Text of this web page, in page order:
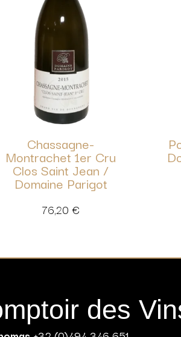
Chassagne-
Montrachet 1er Cru
Clos Saint Jean /
Domaine Parigot
76,20 €
des